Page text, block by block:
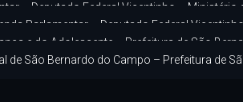
– Deputado Federal Vicentinho – Ministério
Parlamentar – Deputado Federal
e do Adolescente – Prefeitura de São
de São Bernardo do Campo – Prefeitura de